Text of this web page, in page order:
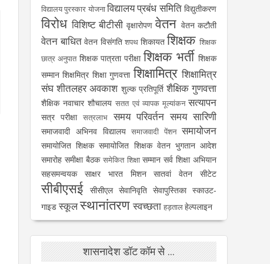
विद्यालय पुरस्कार योजनाविद्यालय प्रबंध समिति विद्युतीकरण
विरोध विशिष्ट बीटीसी वृक्षारोपण वेतन वेतन कटौती
वेतन बाधित वेतन विसंगति शपथ शिकायत शिक्षक शिक्षक
छात्र अनुपात शिक्षक पात्रता परीक्षा शिक्षक भर्ती शिक्षक
सम्मान शिक्षमित्र शिक्षा गुणवत्ता शिक्षामित्र शिक्षामित्र
संघ शीतलहर अवकाश शुल्क प्रतिपूर्ति शैक्षिक गुणवत्ता
शैक्षिक नवाचार शौचालय सतत एवं व्यापक मूल्यांकन सत्यापन
सत्र परीक्षा सत्रलाभ समय परिवर्तन समय सारिणी
समाजवादी अभिनव विद्यालय समाजवादी पेंशन समायोजन
समायोजित शिक्षक समायोजित शिक्षक वेतन भुगतान आदेश
समारोह समीक्षा बैठक समेकित शिक्षा सम्मान सर्व शिक्षा अभियान
सहसमन्वयक
साक्षर भारत मिशन सातवां वेतन सीटेट
सीबीएसई सीसीएल सेवानिवृति सेवापुस्तिका स्काउट-
गाइड स्कूलस्थानांतरण स्वच्छता हड़तालहेल्पलाइन
शासनादेश डॉट कॉम से ...